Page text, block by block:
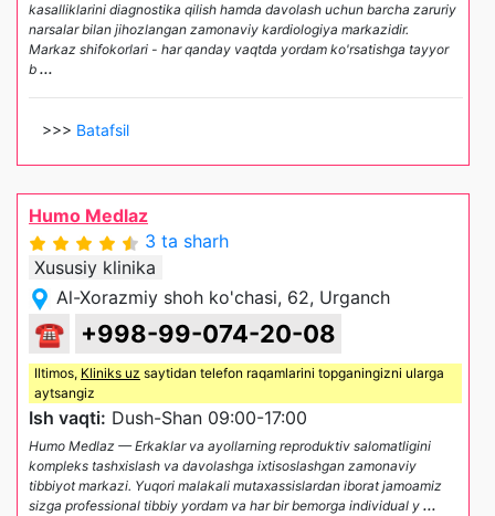
kasalliklarini diagnostika qilish hamda davolash uchun barcha zaruriy
narsalar bilan jihozlangan zamonaviy kardiologiya markazidir.
Markaz shifokorlari - har qanday vaqtda yordam ko'rsatishga tayyor
b ...
>>> Batafsil
Humo Medlaz
3 ta sharh
Xususiy klinika
Al-Xorazmiy shoh ko'chasi, 62, Urganch
☎ +998-99-074-20-08
Iltimos, Kliniks uz saytidan telefon raqamlarini topganingizni ularga
aytsangiz
Ish vaqti: Dush-Shan 09:00-17:00
Humo Medlaz — Erkaklar va ayollarning reproduktiv salomatligini
kompleks tashxislash va davolashga ixtisoslashgan zamonaviy
tibbiyot markazi. Yuqori malakali mutaxassislardan iborat jamoamiz
sizga professional tibbiy yordam va har bir bemorga individual y ...